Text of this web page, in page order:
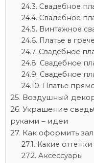
Свадебное
Свадебное
Винтажное
Платье в
Свадебное
Свадебное
Свадебное
Платье
Воздушный
Украшение
руками – идеи
Как оформить зал
Какие
Аксессуары